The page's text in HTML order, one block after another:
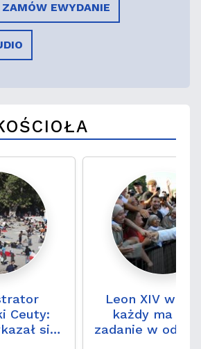
ZAMÓW EWYDANIE
Ceuty:
się
Leon XIV w
każdy ma
zadanie w